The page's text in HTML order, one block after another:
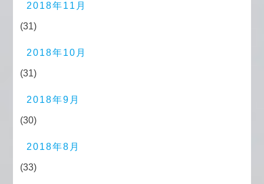
2018年11月
(31)
2018年10月
(31)
2018年9月
(30)
2018年8月
(33)